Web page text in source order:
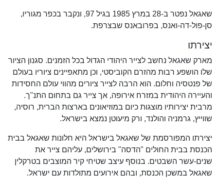
שאגאל נפטר ב-28 במרץ 1985 בגיל 97, ונקבר בכפר מגוריו,
סן-פול-דה-ואנס, בפרובאנס שבצרפת.
יצירתו
מארק שאגאל נחשב לצייר היהודי הגדול בכל הזמנים. סגנון הציור
שלו הושפע רבות מהזרם הקוביסטי, וכן מתאפיינים ציוריו בעולם
של פנטסיה וחלום. הוא הרבה לצייר ציורים מהווי עולם החסידות
והעיירה היהודית במזרח אירופה, אך צייר גם בתחום התנ"ך.
מרבית יצירותיו מוצגות כיום במוזיאונים בארצות הברית, רוסיה,
שווייץ, גרמניה והולנד, ורק מיעוטן נמצא בישראל.
יצירתו המפורסמת של שאגאל בישראל היא חלונות שאגאל בבית
הכנסת בבית החולים "הדסה" בירושלים, עליהם צייר את
שנים-עשר השבטים. בנוסף עיצב שטיחי קיר המוצבים בטרקלין
שאגאל במשכן הכנסת, ובהם אירועים מתולדות עם ישראל.